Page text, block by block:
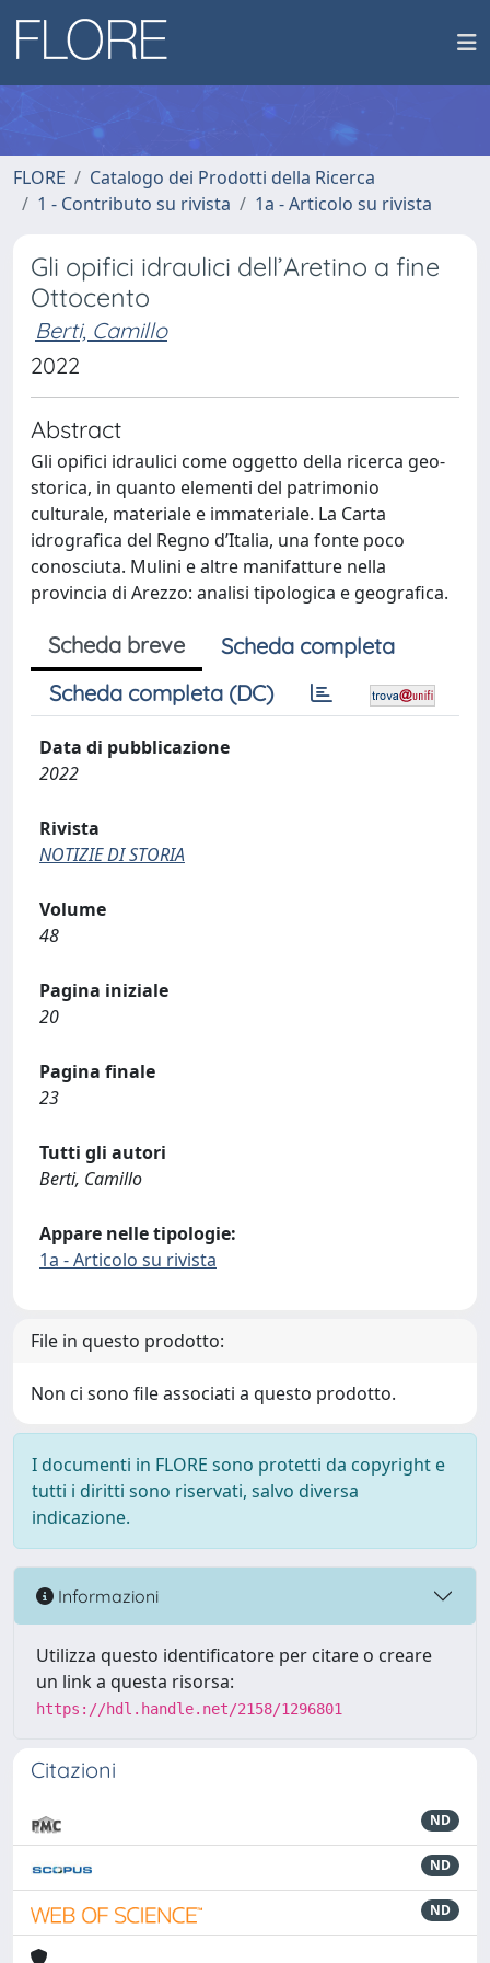
FLORE
Catalogo dei Prodotti della Ricerca
1 - Contributo su rivista
1a - Articolo su rivista
Gli opifici idraulici dell’Aretino a fine
Ottocento
Berti, Camillo
2022
Abstract
Gli opifici idraulici come oggetto della ricerca geo-
storica, in quanto elementi del patrimonio
culturale, materiale e immateriale. La Carta
idrografica del Regno d’Italia, una fonte poco
conosciuta. Mulini e altre manifatture nella
provincia di Arezzo: analisi tipologica e geografica.
Scheda breve
Scheda completa
Scheda completa (DC)
Data di pubblicazione
2022
Rivista
NOTIZIE DI STORIA
Volume
48
Pagina iniziale
20
Pagina finale
23
Tutti gli autori
Berti, Camillo
Appare nelle tipologie:
1a - Articolo su rivista
File in questo prodotto:
Non ci sono file associati a questo prodotto.
I documenti in FLORE sono protetti da copyright e
tutti i diritti sono riservati, salvo diversa
indicazione.
Informazioni
Utilizza questo identificatore per citare o creare
un link a questa risorsa:
https://hdl.handle.net/2158/1296801
Citazioni
ND
ND
ND